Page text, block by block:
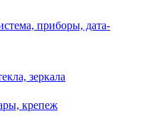
приборы, дата-
зеркала
крепеж